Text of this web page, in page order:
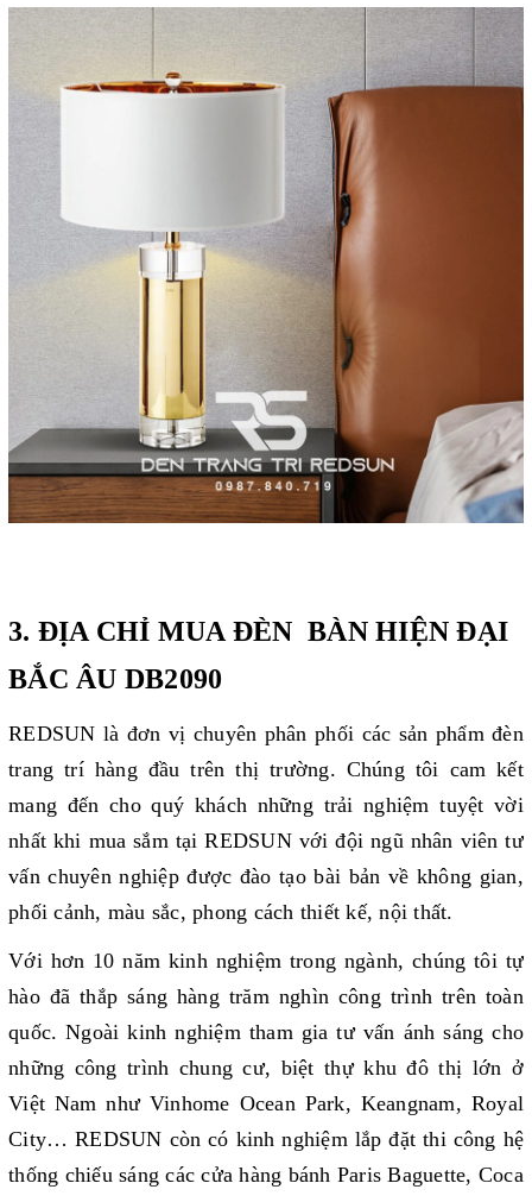
3. ĐỊA CHỈ MUA ĐÈN BÀN HIỆN ĐẠI
BẮC ÂU DB2090
REDSUN là đơn vị chuyên phân phối các sản phẩm đèn
trang trí hàng đầu trên thị trường. Chúng tôi cam kết
mang đến cho quý khách những trải nghiệm tuyệt vời
nhất khi mua sắm tại REDSUN với đội ngũ nhân viên tư
vấn chuyên nghiệp được đào tạo bài bản về không gian,
phối cảnh, màu sắc, phong cách thiết kế, nội thất.
Với hơn 10 năm kinh nghiệm trong ngành, chúng tôi tự
hào đã thắp sáng hàng trăm nghìn công trình trên toàn
quốc. Ngoài kinh nghiệm tham gia tư vấn ánh sáng cho
những công trình chung cư, biệt thự khu đô thị lớn ở
Việt Nam như Vinhome Ocean Park, Keangnam, Royal
City… REDSUN còn có kinh nghiệm lắp đặt thi công hệ
thống chiếu sáng các cửa hàng bánh Paris Baguette, Coca